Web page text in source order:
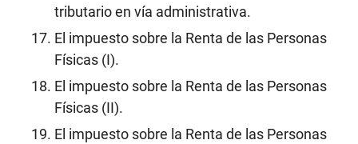
tributario en vía administrativa.
El impuesto sobre la Renta de las Personas
Físicas (I).
El impuesto sobre la Renta de las Personas
Físicas (II).
El impuesto sobre la Renta de las Personas